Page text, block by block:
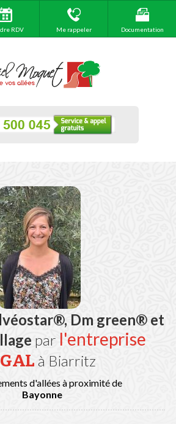
RDV Me rappeler Documentation
Dm green® et
par l'entreprise
à Biarritz
d'allées à proximité de
Bayonne